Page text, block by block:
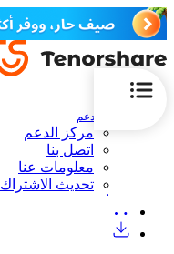
الدعم
مركز الدعم
اتصل بنا
معلومات عنا
تحديث الاشتراك